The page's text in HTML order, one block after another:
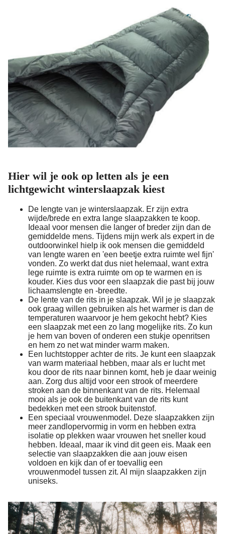
Hier wil je ook op letten als je een
lichtgewicht winterslaapzak kiest
De lengte van je winterslaapzak. Er zijn extra
wijde/brede en extra lange slaapzakken te koop.
Ideaal voor mensen die langer of breder zijn dan de
gemiddelde mens. Tijdens mijn werk als expert in de
outdoorwinkel hielp ik ook mensen die gemiddeld
van lengte waren en 'een beetje extra ruimte wel fijn'
vonden. Zo werkt dat dus niet helemaal, want extra
lege ruimte is extra ruimte om op te warmen en is
kouder. Kies dus voor een slaapzak die past bij jouw
lichaamslengte en -breedte.
De lente van de rits in je slaapzak. Wil je je slaapzak
ook graag willen gebruiken als het warmer is dan de
temperaturen waarvoor je hem gekocht hebt? Kies
een slaapzak met een zo lang mogelijke rits. Zo kun
je hem van boven of onderen een stukje openritsen
en hem zo net wat minder warm maken.
Een luchtstopper achter de rits. Je kunt een slaapzak
van warm materiaal hebben, maar als er lucht met
kou door de rits naar binnen komt, heb je daar weinig
aan. Zorg dus altijd voor een strook of meerdere
stroken aan de binnenkant van de rits. Helemaal
mooi als je ook de buitenkant van de rits kunt
bedekken met een strook buitenstof.
Een speciaal vrouwenmodel. Deze slaapzakken zijn
meer zandlopervormig in vorm en hebben extra
isolatie op plekken waar vrouwen het sneller koud
hebben. Ideaal, maar ik vind dit geen eis. Maak een
selectie van slaapzakken die aan jouw eisen
voldoen en kijk dan of er toevallig een
vrouwenmodel tussen zit. Al mijn slaapzakken zijn
uniseks.